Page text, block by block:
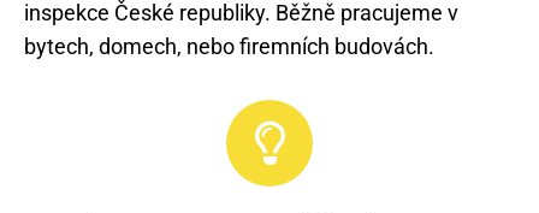
inspekce České republiky. Běžně pracujeme v
bytech, domech, nebo firemních budovách.